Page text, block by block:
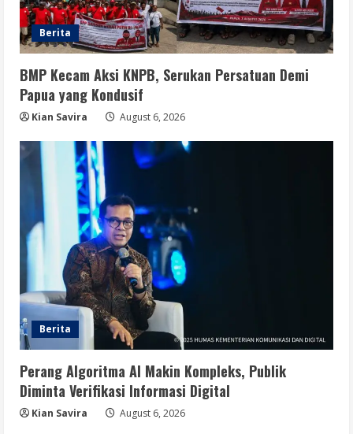
Berita
BMP Kecam Aksi KNPB, Serukan Persatuan Demi
Papua yang Kondusif
Kian Savira August 6, 2026
Berita
Perang Algoritma AI Makin Kompleks, Publik
Diminta Verifikasi Informasi Digital
Kian Savira August 6, 2026